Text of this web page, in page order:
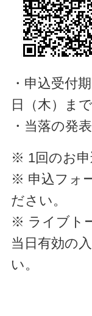
・申込受付
日（木）まで
・当落の発
※ 1回のお申
※ 申込フォ
ださい。
※ ライブト
当日有効の
い。